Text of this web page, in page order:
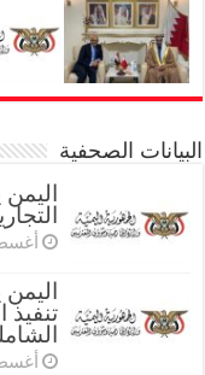
البيانات الصحفية
أغسطس
تنفيذ
أغسطس